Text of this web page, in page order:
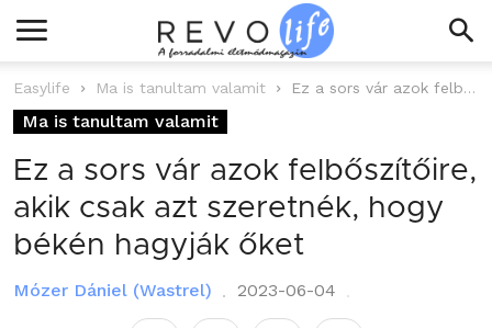
Easylife Ma is tanultam valamit Ez a sors vár azok felbőszítőire, akik csak azt szeretnék, hogy békén...
Ma is tanultam valamit
Ez a sors vár azok felbőszítőire,
akik csak azt szeretnék, hogy
békén hagyják őket
Mózer Dániel (Wastrel) 2023-06-04